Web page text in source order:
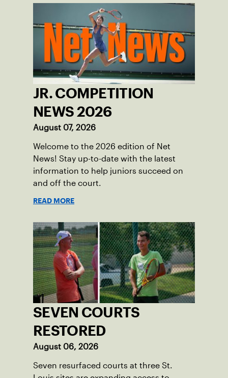
JR. COMPETITION
NEWS 2026
August 07, 2026
Welcome to the 2026 edition of Net
News! Stay up-to-date with the latest
information to help juniors succeed on
and off the court.
READ MORE
SEVEN COURTS
RESTORED
August 06, 2026
Seven resurfaced courts at three St.